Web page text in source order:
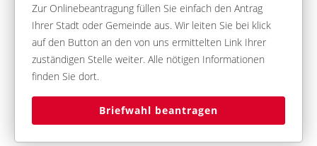
Zur Onlinebeantragung füllen Sie einfach den Antrag
Ihrer Stadt oder Gemeinde aus. Wir leiten Sie bei klick
auf den Button an den von uns ermittelten Link Ihrer
zuständigen Stelle weiter. Alle nötigen Informationen
finden Sie dort.
Briefwahl beantragen